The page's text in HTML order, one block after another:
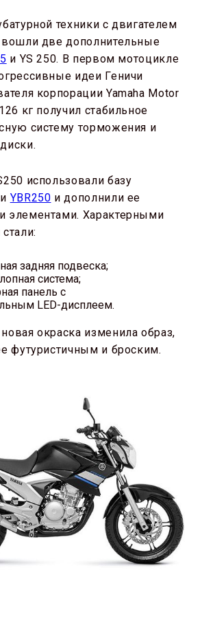
техники с двигателем
вошли две дополнительные
и YS 250. В первом мотоцикле
идеи Геничи
корпорации Yamaha Motor
кг получил стабильное
систему торможения и
использовали базу
YBR250 и дополнили ее
элементами. Характерными
задняя подвеска;
система;
панель с
LED-дисплеем.
окраска изменила образ,
футуристичным и броским.